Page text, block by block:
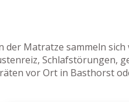
Matratze sammeln
Schlafstörungen,
vor Ort in Basthorst